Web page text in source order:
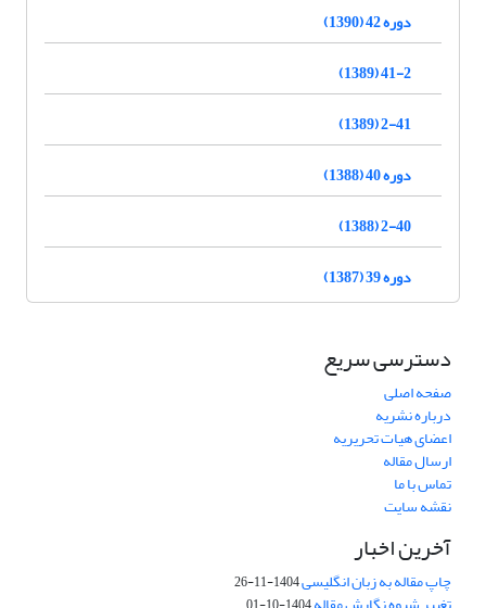
دوره 42 (1390)
41-2 (1389)
2-41 (1389)
دوره 40 (1388)
2-40 (1388)
دوره 39 (1387)
دسترسی سریع
صفحه اصلی
درباره نشریه
اعضای هیات تحریریه
ارسال مقاله
تماس با ما
نقشه سایت
آخرین اخبار
چاپ مقاله به زبان انگلیسی1404-11-26